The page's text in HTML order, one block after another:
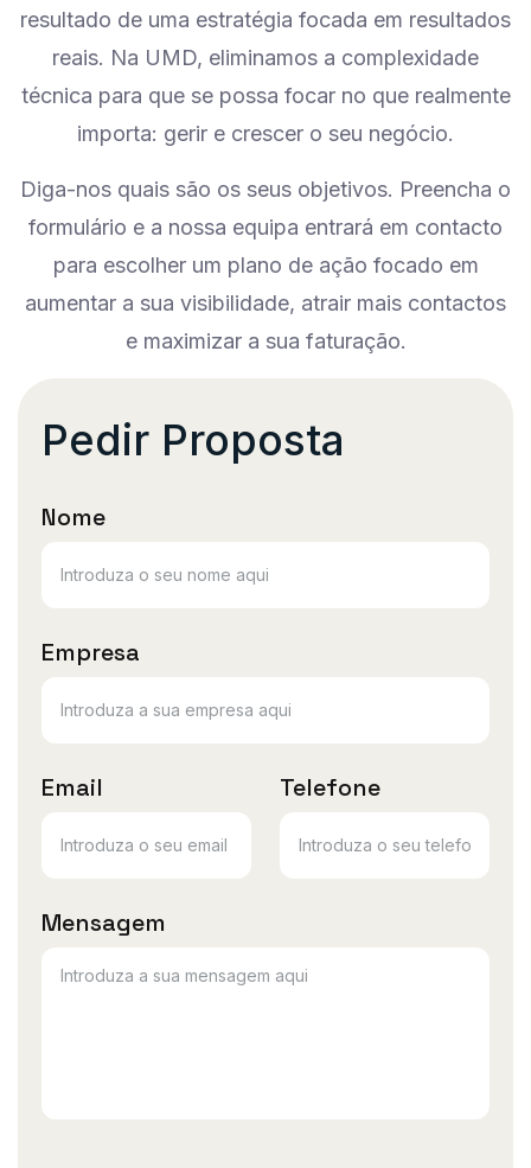
resultado de uma estratégia focada em resultados
reais. Na UMD, eliminamos a complexidade
técnica para que se possa focar no que realmente
importa: gerir e crescer o seu negócio.
Diga-nos quais são os seus objetivos. Preencha o
formulário e a nossa equipa entrará em contacto
para escolher um plano de ação focado em
aumentar a sua visibilidade, atrair mais contactos
e maximizar a sua faturação.
Pedir Proposta
Nome
Empresa
Email Telefone
Mensagem